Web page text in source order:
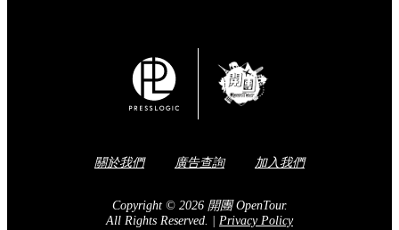
關於我們 廣告查詢 加入我們
Copyright © 2026 開團 OpenTour.
All Rights Reserved.
Privacy Policy